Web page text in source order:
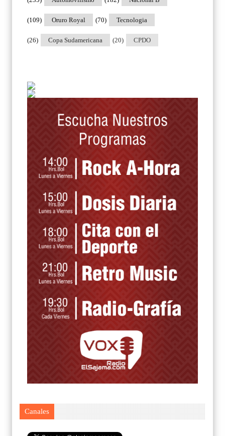
Oruro Royal
(109) Tecnologia
(70)
Copa Sudamericana
(26) CPDO
(20)
Canales